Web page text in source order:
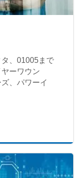
、01005まで
ーワウン
、パワーイ